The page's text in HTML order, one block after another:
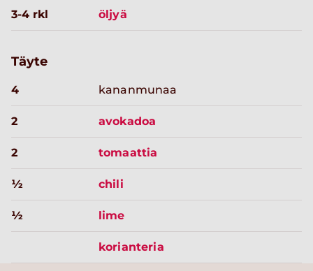
3-4 rkl öljyä
Täyte
4 kananmunaa
2 avokadoa
2 tomaattia
½ chili
½ lime
korianteria